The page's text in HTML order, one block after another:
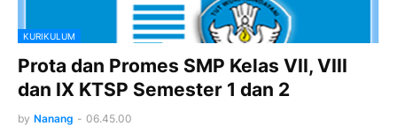
KURIKULUM
Prota dan Promes SMP Kelas VII, VIII
dan IX KTSP Semester 1 dan 2
by Nanang - 06.45.00